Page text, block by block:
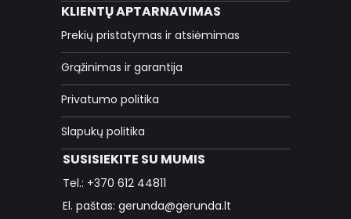
KLIENTŲ APTARNAVIMAS
Prekių pristatymas ir atsiėmimas
Grąžinimas ir garantija
Privatumo politika
Slapukų politika
SUSISIEKITE SU MUMIS
Tel.: +370 612 44811
El. paštas: gerunda@gerunda.lt